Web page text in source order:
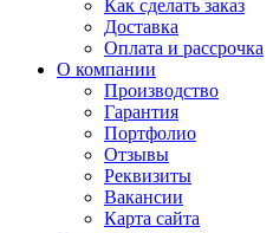
Как сделать заказ
Доставка
Оплата и рассрочка
О компании
Производство
Гарантия
Портфолио
Отзывы
Реквизиты
Вакансии
Карта сайта